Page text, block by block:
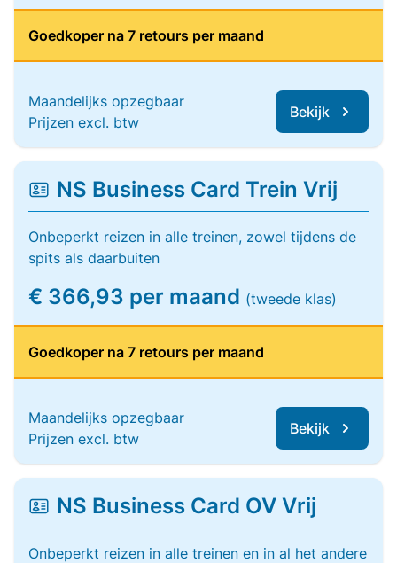
Goedkoper na 7 retours per maand
Maandelijks opzegbaar
Prijzen excl. btw
Bekijk
NS Business Card Trein Vrij
Onbeperkt reizen in alle treinen, zowel tijdens de
spits als daarbuiten
€ 366,93 per maand (tweede klas)
Goedkoper na 7 retours per maand
Maandelijks opzegbaar
Prijzen excl. btw
Bekijk
NS Business Card OV Vrij
Onbeperkt reizen in alle treinen en in al het andere